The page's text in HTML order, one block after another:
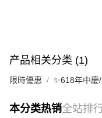
产品相关分类 (1)
限時優惠 ✨618年中慶
本分类热销全站排